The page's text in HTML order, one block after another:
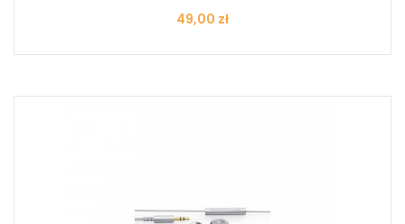
Cena
49,00 zł